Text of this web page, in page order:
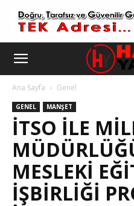
Ana Sayfa Genel
GENEL MANŞET
İTSO ILE
MESLEKI
İŞBIRLIĞI